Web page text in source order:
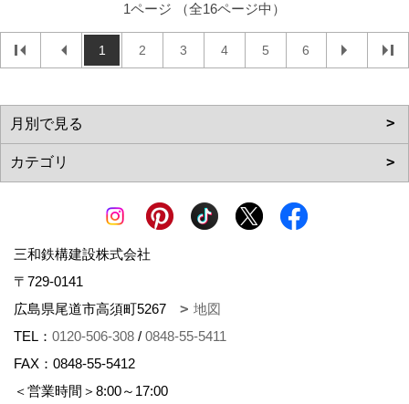
1ページ （全16ページ中）
1 2 3 4 5 6
三和鉄構建設株式会社
〒729-0141
広島県尾道市高須町5267
地図
TEL： 0120-506-308 / 0848-55-5411
FAX：0848-55-5412
＜営業時間＞8:00～17:00